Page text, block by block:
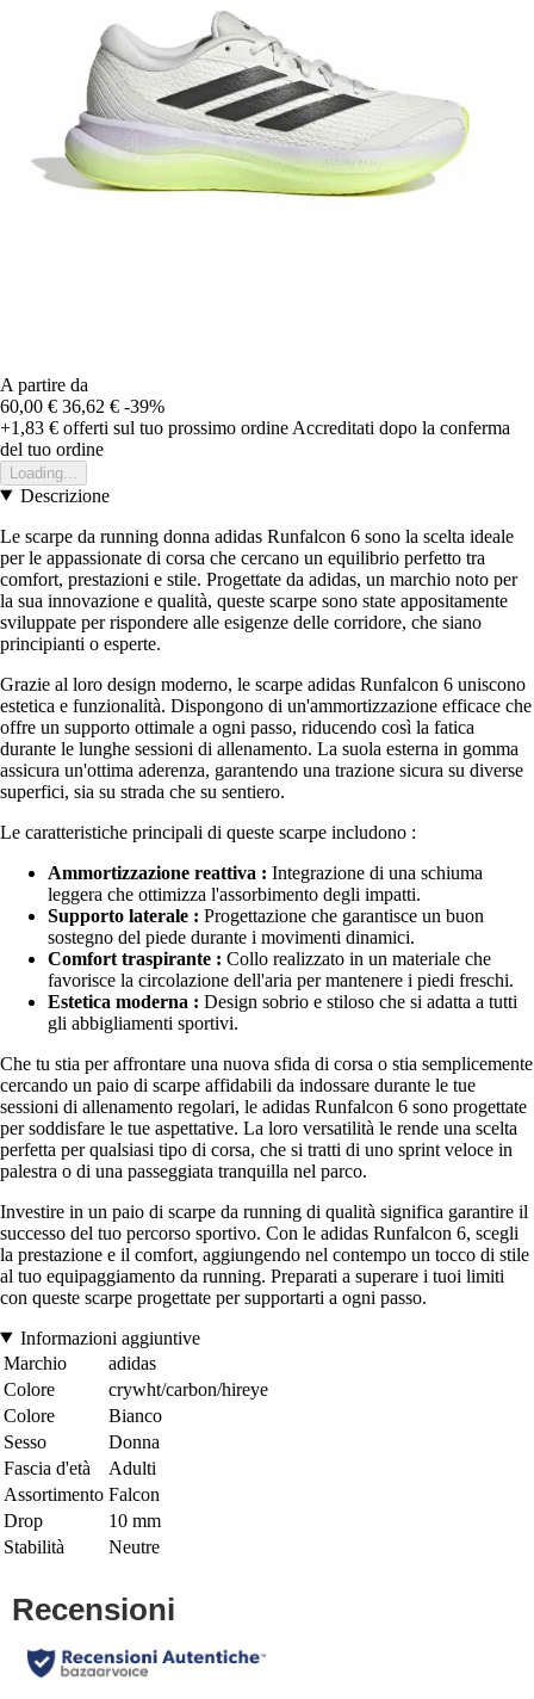
A partire da
60,00 € 36,62 € -39%
+1,83 € offerti sul tuo prossimo ordine Accreditati dopo la conferma
del tuo ordine
Loading...
Descrizione
Le scarpe da running donna adidas Runfalcon 6 sono la scelta ideale
per le appassionate di corsa che cercano un equilibrio perfetto tra
comfort, prestazioni e stile. Progettate da adidas, un marchio noto per
la sua innovazione e qualità, queste scarpe sono state appositamente
sviluppate per rispondere alle esigenze delle corridore, che siano
principianti o esperte.
Grazie al loro design moderno, le scarpe adidas Runfalcon 6 uniscono
estetica e funzionalità. Dispongono di un'ammortizzazione efficace che
offre un supporto ottimale a ogni passo, riducendo così la fatica
durante le lunghe sessioni di allenamento. La suola esterna in gomma
assicura un'ottima aderenza, garantendo una trazione sicura su diverse
superfici, sia su strada che su sentiero.
Le caratteristiche principali di queste scarpe includono :
Ammortizzazione reattiva : Integrazione di una schiuma
leggera che ottimizza l'assorbimento degli impatti.
Supporto laterale : Progettazione che garantisce un buon
sostegno del piede durante i movimenti dinamici.
Comfort traspirante : Collo realizzato in un materiale che
favorisce la circolazione dell'aria per mantenere i piedi freschi.
Estetica moderna : Design sobrio e stiloso che si adatta a tutti
gli abbigliamenti sportivi.
Che tu stia per affrontare una nuova sfida di corsa o stia semplicemente
cercando un paio di scarpe affidabili da indossare durante le tue
sessioni di allenamento regolari, le adidas Runfalcon 6 sono progettate
per soddisfare le tue aspettative. La loro versatilità le rende una scelta
perfetta per qualsiasi tipo di corsa, che si tratti di uno sprint veloce in
palestra o di una passeggiata tranquilla nel parco.
Investire in un paio di scarpe da running di qualità significa garantire il
successo del tuo percorso sportivo. Con le adidas Runfalcon 6, scegli
la prestazione e il comfort, aggiungendo nel contempo un tocco di stile
al tuo equipaggiamento da running. Preparati a superare i tuoi limiti
con queste scarpe progettate per supportarti a ogni passo.
Informazioni aggiuntive
Marchio
adidas
Colore
crywht/carbon/hireye
Colore
Bianco
Sesso
Donna
Fascia d'età
Adulti
Assortimento Falcon
Drop
10 mm
Stabilità
Neutre